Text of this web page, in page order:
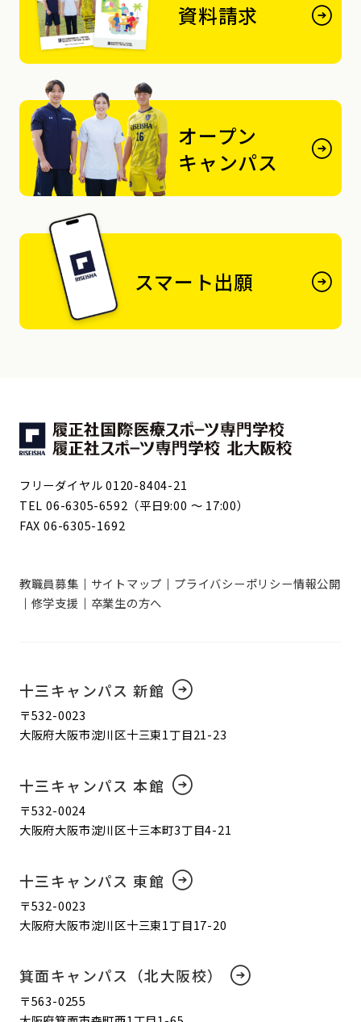
資料請求
オープン
キャンパス
スマート出願
フリーダイヤル 0120-8404-21
TEL 06-6305-6592（平日9:00 ～ 17:00）
FAX 06-6305-1692
教職員募集 サイトマップ プライバシーポリシー情報公開
修学支援
卒業生の方へ
十三キャンパス 新館
〒532-0023
大阪府大阪市淀川区十三東1丁目21-23
十三キャンパス 本館
〒532-0024
大阪府大阪市淀川区十三本町3丁目4-21
十三キャンパス 東館
〒532-0023
大阪府大阪市淀川区十三東1丁目17-20
箕面キャンパス（北大阪校）
〒563-0255